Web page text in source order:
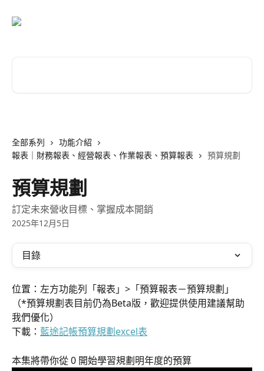
全部系列
功能介紹
報表｜財務報表、經營報表、作業報表、預算報表
預算規劃
預算規劃
訂定未來營收目標、掌握成本開銷
2025年12月5日
目錄
位置：左方功能列「報表」>「預算報表－預算規劃」
（*預算規劃表目前仍為Beta版，歡迎提供使用建議幫助
我們優化）
下載： 藍途記帳預算規劃excel表
本集將帶你從 0 開始學習規劃明年度的預算